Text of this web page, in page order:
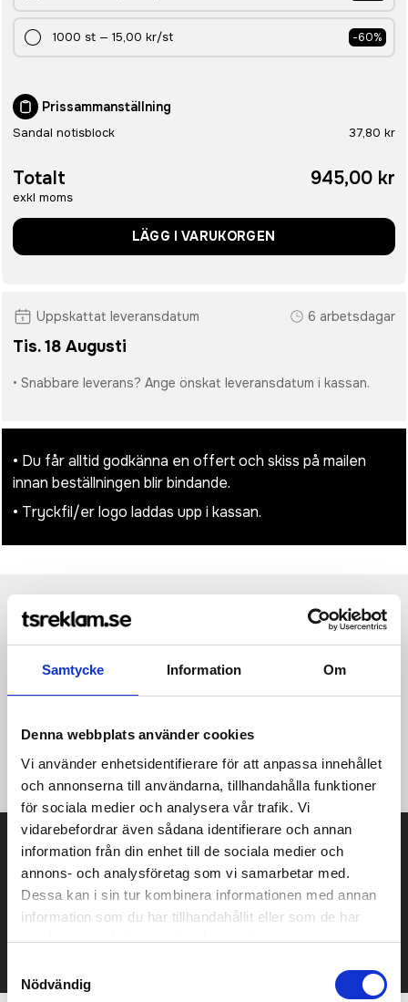
Samtycke Information Om
Denna webbplats använder cookies
Vi använder enhetsidentifierare för att anpassa innehållet
och annonserna till användarna, tillhandahålla funktioner
för sociala medier och analysera vår trafik. Vi
vidarebefordrar även sådana identifierare och annan
information från din enhet till de sociala medier och
annons- och analysföretag som vi samarbetar med.
Dessa kan i sin tur kombinera informationen med annan
information som du har tillhandahållit eller som de har
samlat in när du har använt deras tjänster.
Nödvändig
1000 st — 15,00 kr/st -60%
Prissammanställning
Sandal notisblock 37,80 kr
Totalt
exkl moms
945,00 kr
LÄGG I VARUKORGEN
Uppskattat leveransdatum 6 arbetsdagar
Tis. 18 Augusti
• Snabbare leverans? Ange önskat leveransdatum i kassan.
• Du får alltid godkänna en offert och skiss på mailen
innan beställningen blir bindande.
• Tryckfil/er logo laddas upp i kassan.
Produktinformation Recensioner (954st)
Det här notisblocket är perfekt för att skriva ner snabba
skolan. Innehåller 3 olika typer av klisterlappar med 70 g/m2
papper. 100 ark (10 x 7,5 cm), 25 ark (7,5 x 5 cm), plus totalt
125 små färgade klisterlappar (4,4 x 1,2 cm).
Prisuppgift på mailen?
Kontakta oss här för att få förslag på produkt och pris över
mailen.
Det går också utmärkt att bara ställa frågor!